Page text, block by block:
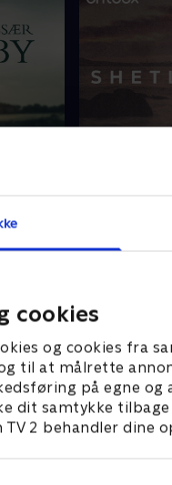
cookies
og cookies fra
til at målrette
på egne og
dit samtykke tilbage
2 behandler dine